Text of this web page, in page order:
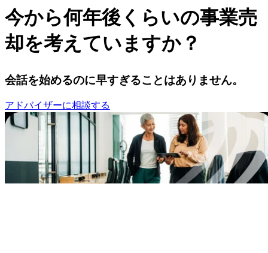
今から何年後くらいの事業売
却を考えていますか？
会話を始めるのに早すぎることはありません。
アドバイザーに相談する